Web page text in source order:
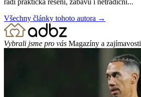
Všechny články tohoto autora →
Vybrali jsme pro vás Magazíny a zajímavosti